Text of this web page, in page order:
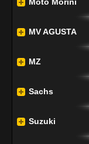
MV AGUSTA
MZ
Sachs
Suzuki